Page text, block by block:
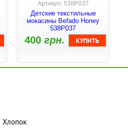
Артикул: 538P037
Детские текстильные
мокасины Befado Honey
538P037
400грн.
Хлопок